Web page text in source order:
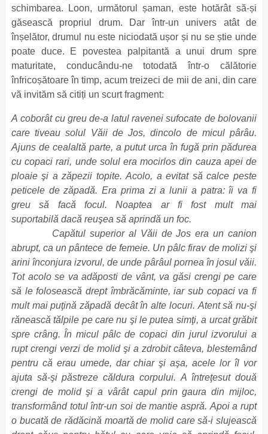
schimbarea. Loon, următorul șaman, este hotărât să-și
găsească propriul drum. Dar într-un univers atât de
înșelător, drumul nu este niciodată ușor și nu se știe unde
poate duce. E povestea palpitantă a unui drum spre
maturitate, conducându-ne totodată într-o călătorie
înfricoșătoare în timp, acum treizeci de mii de ani, din care
vă invităm să citiți un scurt fragment:
A coborât cu greu de-a latul ravenei sufocate de bolovanii
care tiveau solul Văii de Jos, dincolo de micul pârâu.
Ajuns de cealaltă parte, a putut urca în fugă prin pădurea
cu copaci rari, unde solul era mocirlos din cauza apei de
ploaie şi a zăpezii topite. Acolo, a evitat să calce peste
peticele de zăpadă. Era prima zi a lunii a patra: îi va fi
greu să facă focul. Noaptea ar fi fost mult mai
suportabilă dacă reuşea să aprindă un foc.
Capătul superior al Văii de Jos era un canion
abrupt, ca un pântece de femeie. Un pâlc firav de molizi şi
arini înconjura izvorul, de unde pârâul pornea în josul văii.
Tot acolo se va adăposti de vânt, va găsi crengi pe care
să le folosească drept îmbrăcăminte, iar sub copaci va fi
mult mai puţină zăpadă decât în alte locuri. Atent să nu-şi
rănească tălpile pe care nu şi le putea simţi, a urcat grăbit
spre crâng. În micul pâlc de copaci din jurul izvorului a
rupt crengi verzi de molid şi a zdrobit câteva, blestemând
pentru că erau umede, dar chiar şi aşa, acele lor îl vor
ajuta să-şi păstreze căldura corpului. A întreţesut două
crengi de molid şi a vârât capul prin gaura din mijloc,
transformând totul într-un soi de mantie aspră. Apoi a rupt
o bucată de rădăcină moartă de molid care să-i slujească